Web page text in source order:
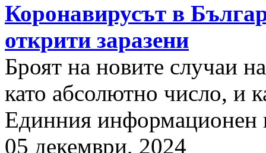
Коронавирусът в
открити заразени
Броят на новите случаи
като абсолютно число, и
Единния информационен
05 декември, 2024